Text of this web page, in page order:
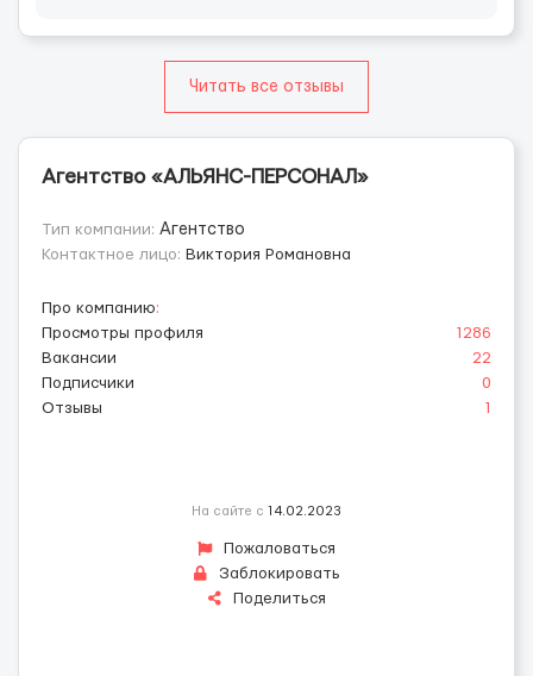
Читать все отзывы
Агентство «АЛЬЯНС-ПЕРСОНАЛ»
Тип компании: Агентство
Контактное лицо: Виктория Романовна
Про компанию:
Просмотры профиля
1286
Вакансии
22
Подписчики
0
Отзывы
1
На сайте с 14.02.2023
Пожаловаться
Заблокировать
Поделиться